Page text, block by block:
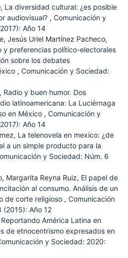
La diversidad cultural: ¿es posible
audiovisual? , Comunicación y
Año 14
Jesús Uriel Martínez Pacheco,
y preferencias político-electorales
sobre los debates
, Comunicación y Sociedad:
Radio y buen humor. Dos
latinoamericana: La Luciérnaga
en México , Comunicación y
Año 14
La telenovela en mexico: ¿de
a un simple producto para la
y Sociedad: Núm. 6
Margarita Reyna Ruiz, El papel de
al consumo. Análisis de un
de corte religioso , Comunicación
(2015): Año 12
Reportando América Latina en
de etnocentrismo expresados en
y Sociedad: 2020: